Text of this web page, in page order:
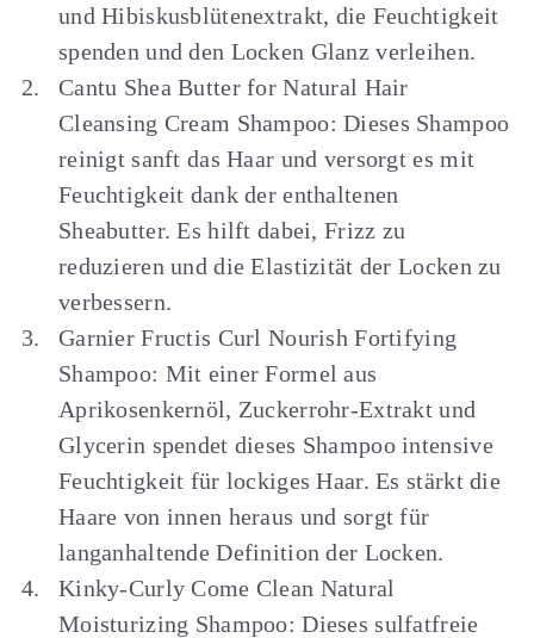
und Hibiskusblütenextrakt, die Feuchtigkeit
spenden und den Locken Glanz verleihen.
Cantu Shea Butter for Natural Hair
Cleansing Cream Shampoo: Dieses Shampoo
reinigt sanft das Haar und versorgt es mit
Feuchtigkeit dank der enthaltenen
Sheabutter. Es hilft dabei, Frizz zu
reduzieren und die Elastizität der Locken zu
verbessern.
Garnier Fructis Curl Nourish Fortifying
Shampoo: Mit einer Formel aus
Aprikosenkernöl, Zuckerrohr-Extrakt und
Glycerin spendet dieses Shampoo intensive
Feuchtigkeit für lockiges Haar. Es stärkt die
Haare von innen heraus und sorgt für
langanhaltende Definition der Locken.
Kinky-Curly Come Clean Natural
Moisturizing Shampoo: Dieses sulfatfreie